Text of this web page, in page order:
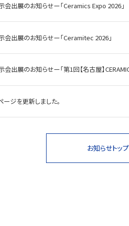
会出展のお知らせー「Ceramics Expo 2026」
会出展のお知らせー「Ceramitec 2026」
会出展のお知らせー「第1回【名古屋】
ージを更新しました。
お知らせトップ